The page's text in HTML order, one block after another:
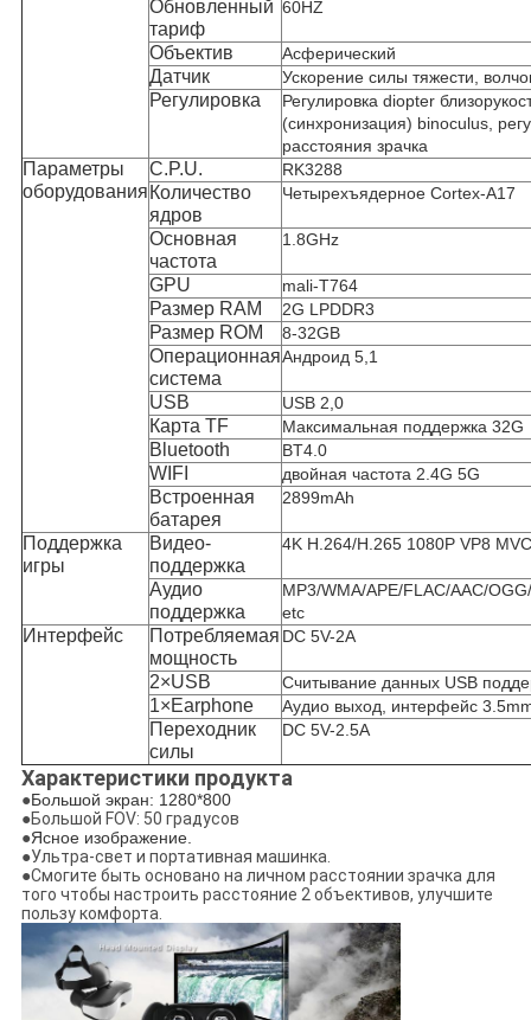
Обновленный
тариф
60HZ
Объектив Асферический
Датчик Ускорение силы тяжести,
Регулировка
Регулировка diopter
(синхронизация) binoculus,
расстояния зрачка
Параметры
оборудования
C.P.U. RK3288
Количество
ядров
Четырехъядерное Cortex-A17
Основная
частота
1.8GHz
GPU mali-T764
Размер RAM 2G LPDDR3
Размер ROM 8-32GB
Операционная
система
Андроид 5,1
USB USB 2,0
Карта TF Максимальная поддержка 32G
Bluetooth BT4.0
WIFI двойная частота 2.4G 5G
Встроенная
батарея
2899mAh
Поддержка
игры
Видео-
поддержка
4K H.264/H.265 1080P VP8 MVC
Аудио
поддержка
MP3/WMA/APE/FLAC/AAC/
etc
Интерфейс
Потребляемая
мощность
DC 5V-2A
2×USB Считывание данных USB
1×Earphone Аудио выход, интерфейс
Переходник
силы
DC 5V-2.5A
Характеристики продукта
●Большой экран: 1280*800
●Большой FOV: 50 градусов
●Ясное изображение.
●Ультра-свет и портативная машинка.
●Смогите быть основано на личном расстоянии зрачка для
того чтобы настроить расстояние 2 объективов, улучшите
пользу комфорта.